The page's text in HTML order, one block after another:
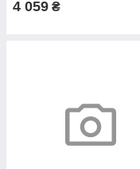
4 059 ₴